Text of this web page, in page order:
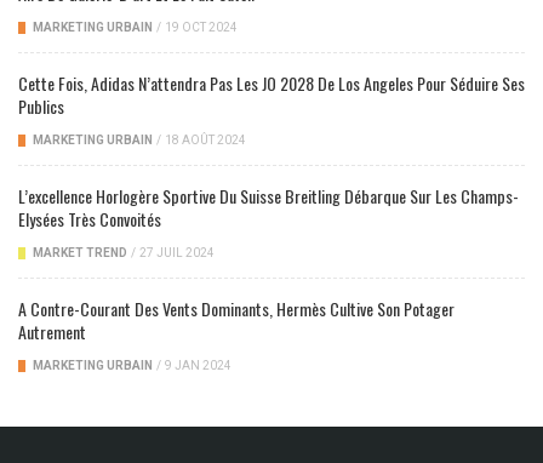
MARKETING URBAIN / 19 OCT 2024
Cette Fois, Adidas N’attendra Pas Les JO 2028 De Los Angeles Pour Séduire Ses
Publics
MARKETING URBAIN / 18 AOÛT 2024
L’excellence Horlogère Sportive Du Suisse Breitling Débarque Sur Les Champs-
Elysées Très Convoités
MARKET TREND / 27 JUIL 2024
A Contre-Courant Des Vents Dominants, Hermès Cultive Son Potager
Autrement
MARKETING URBAIN / 9 JAN 2024